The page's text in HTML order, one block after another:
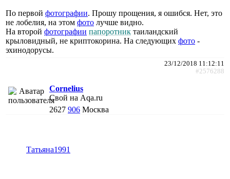
По первой фотографии. Прошу прощения, я ошибся. Нет, это
не лобелия, на этом фото лучше видно.
На второй фотографии папоротник таиландский
крыловидный, не криптокорина. На следующих фото -
эхинодорусы.
23/12/2018 11:12:11
#2576288
Cornelius
Свой на Aqa.ru
2627 906 Москва
Татьяна1991